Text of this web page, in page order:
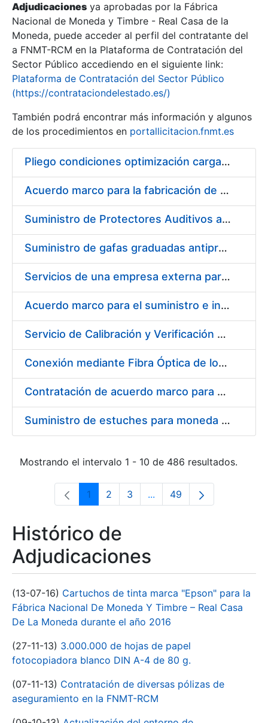
Adjudicaciones ya aprobadas por la Fábrica
Nacional de Moneda y Timbre - Real Casa de la
Moneda, puede acceder al perfil del contratante del
a FNMT-RCM en la Plataforma de Contratación del
Sector Público accediendo en el siguiente link:
Plataforma de Contratación del Sector Público
(https://contrataciondelestado.es/)
También podrá encontrar más información y algunos
de los procedimientos en portallicitacion.fnmt.es
Pliego condiciones optimización cargas compras firmado
Acuerdo marco para la fabricación de piezas
Suministro de Protectores Auditivos a medida para las personas trabajadoras de los Centros de Trabajo de Madrid y Burgos
Suministro de gafas graduadas antiproyecciones para los trabajadores de la FNMT-RCM en los centros de trabajo de Madrid y Burgos
Servicios de una empresa externa para el asesoramiento y resolución de los recursos de alzada que se presentan relacionados con procesos de selección para la FNMT-RCM
Acuerdo marco para el suministro e instalación de persianas, estores y otros complementos
Servicio de Calibración y Verificación Externa de los Equipos de Medición del Servicio de Prevención de la FNMT-RCM
Conexión mediante Fibra Óptica de los Centros de Proceso de Datos (CPDs) de las sedes de la FNMT-RCM de Burgos y Madrid
Contratación de acuerdo marco para el Suministro de Material de Electricidad para la Fábrica Nacional de Moneda y Timbre-Real Casa de la Moneda en su centro de trabajo de Burgos
Suministro de estuches para moneda de 30 €
Mostrando el intervalo 1 - 10 de 486 resultados.
Página
1 Página
2 Página
3 ...Páginas intermedias Use
Página
49
Histórico de
Adjudicaciones
(13-07-16) Cartuchos de tinta marca "Epson" para la
Fábrica Nacional De Moneda Y Timbre – Real Casa
De La Moneda durante el año 2016
(27-11-13) 3.000.000 de hojas de papel
fotocopiadora blanco DIN A-4 de 80 g.
(07-11-13) Contratación de diversas pólizas de
aseguramiento en la FNMT-RCM